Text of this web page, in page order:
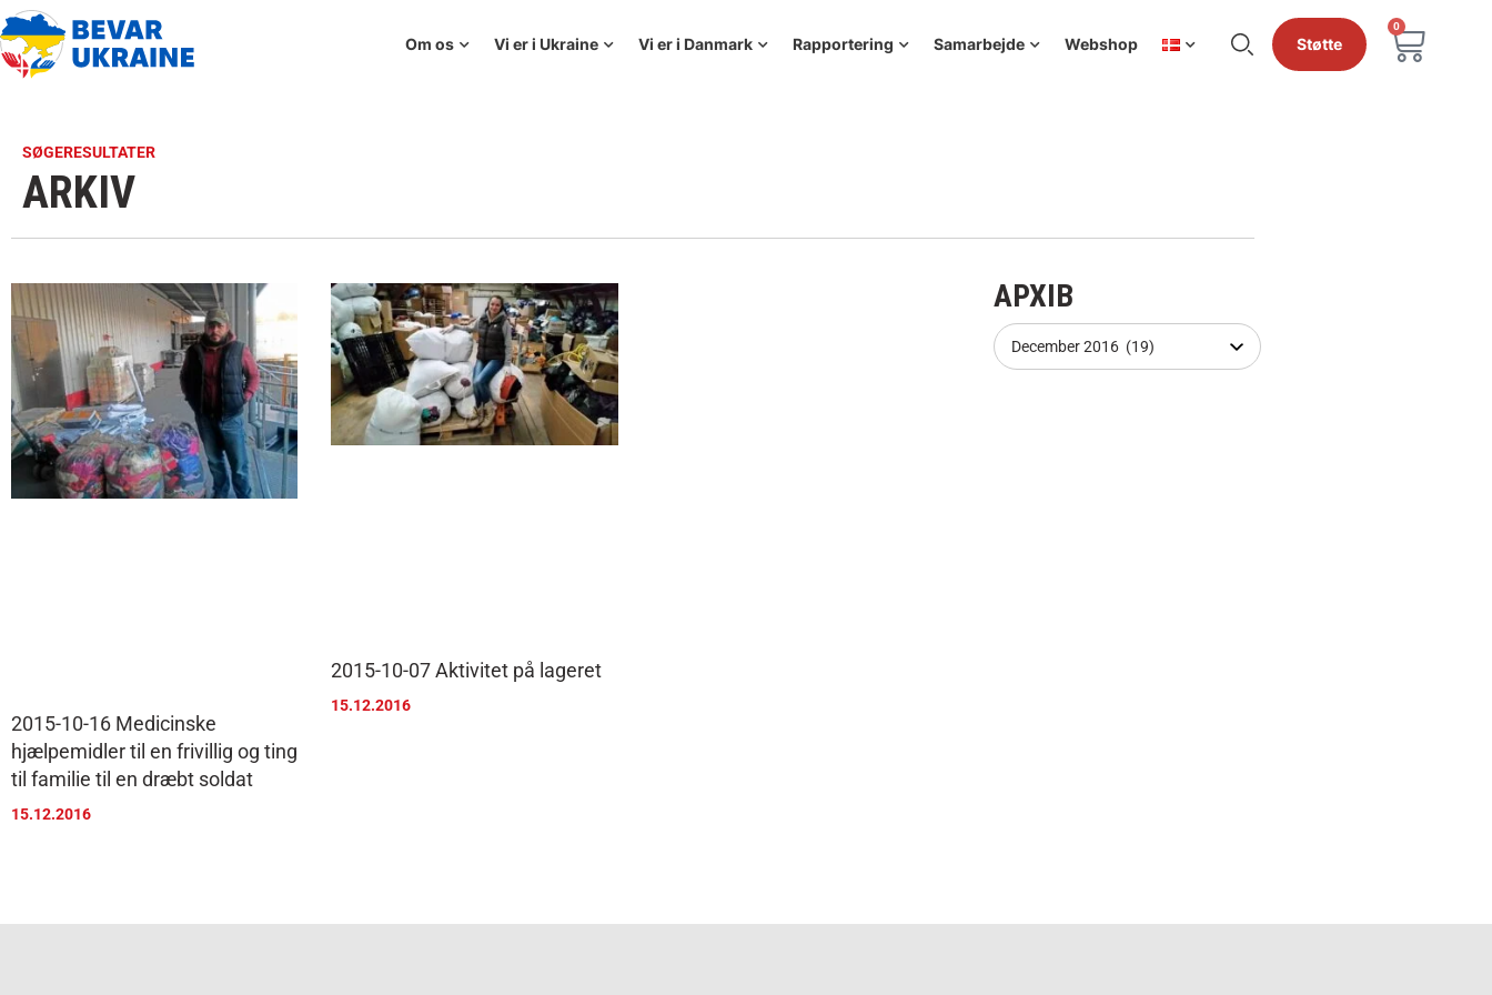
Om os Vi er i Ukraine Vi er i Danmark Rapportering Samarbejde Webshop Støtte
0
SØGERESULTATER
ARKIV
2015-10-16 Medicinske
hjælpemidler til en frivillig og ting
til familie til en dræbt soldat
15.12.2016
2015-10-07 Aktivitet på lageret
15.12.2016
АРХІВ